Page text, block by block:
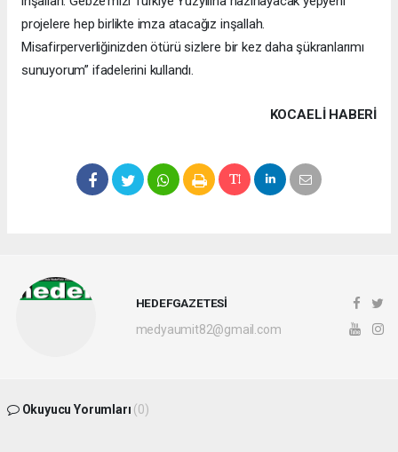
projelere hep birlikte imza atacağız inşallah.
Misafirperverliğinizden ötürü sizlere bir kez daha şükranlarımı
sunuyorum” ifadelerini kullandı.
KOCAELI HABERİ
HEDEFGAZETESİ
medyaumit82@gmail.com
Okuyucu Yorumları (0)